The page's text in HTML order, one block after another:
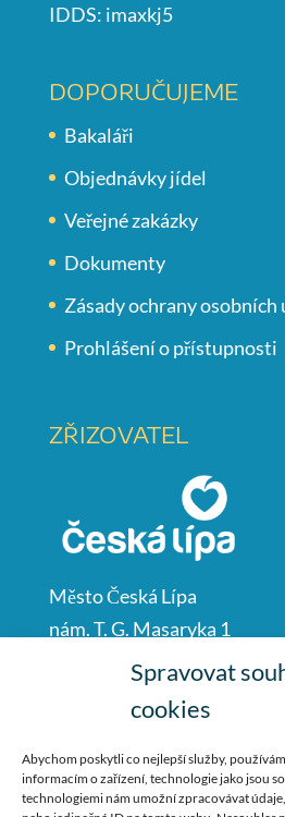
Spravovat
cookies
Abychom poskytli co nejlepší služby,
informacím o zařízení, technologie jako jsou
technologiemi nám umožní zpracovávat
IDDS: imaxkj5
DOPORUČUJEME
Bakaláři
Objednávky jídel
Veřejné zakázky
Dokumenty
Zásady ochrany osobních
Prohlášení o přístupnosti
ZŘIZOVATEL
Město Česká Lípa
nám. T. G. Masaryka 1
Česká Lípa
487 881 111